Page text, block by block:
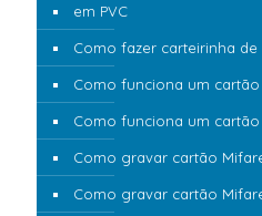
em PVC
Como fazer carteirinha de
Como funciona um
Como funciona um cartão
Como gravar cartão
Como gravar cartão